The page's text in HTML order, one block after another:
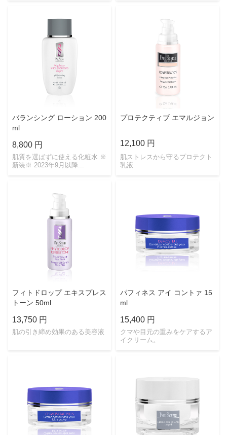
バランシング ローション 200
ml
8,800 円
肌質を選ばずに使える化粧水 ※
新装※ 2023年9月以降...
プロテクティブ エマルジョン
12,100 円
肌ストレスから守るプロテクト
乳液
フィトドロップ エキスプレス
トーン 50ml
13,750 円
肌の引き締め効果のある美容液
パフィネス アイ コントァ 15
ml
15,400 円
クマや目元の重みをケアするア
イクリーム。